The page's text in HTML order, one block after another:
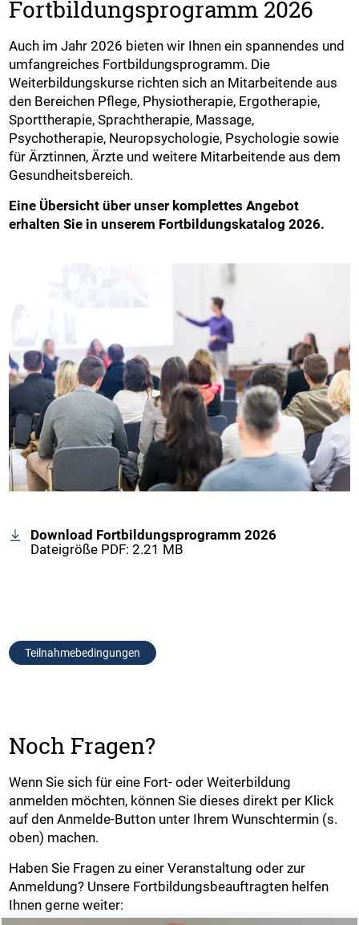
Fortbildungsprogramm 2026
Auch im Jahr 2026 bieten wir Ihnen ein spannendes und
umfangreiches Fortbildungsprogramm. Die
Weiterbildungskurse richten sich an Mitarbeitende aus
den Bereichen Pflege, Physiotherapie, Ergotherapie,
Sporttherapie, Sprachtherapie, Massage,
Psychotherapie, Neuropsychologie, Psychologie sowie
für Ärztinnen, Ärzte und weitere Mitarbeitende aus dem
Gesundheitsbereich.
Eine Übersicht über unser komplettes Angebot
erhalten Sie in unserem Fortbildungskatalog 2026.
Download Fortbildungsprogramm 2026
Dateigröße PDF: 2.21 MB
Teilnahmebedingungen
Noch Fragen?
Wenn Sie sich für eine Fort- oder Weiterbildung
anmelden möchten, können Sie dieses direkt per Klick
auf den Anmelde-Button unter Ihrem Wunschtermin (s.
oben) machen.
Haben Sie Fragen zu einer Veranstaltung oder zur
Anmeldung? Unsere Fortbildungsbeauftragten helfen
Ihnen gerne weiter: